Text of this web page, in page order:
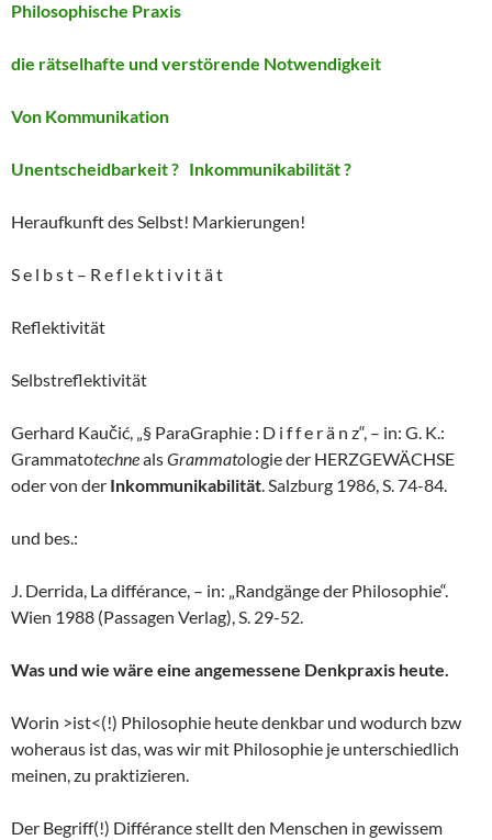
Philosophische Praxis
die rätselhafte und verstörende Notwendigkeit
Von Kommunikation
Unentscheidbarkeit ? Inkommunikabilität ?
Heraufkunft des Selbst! Markierungen!
S e l b s t – R e f l e k t i v i t ä t
Reflektivität
Selbstreflektivität
Gerhard Kaučić, „§ ParaGraphie : D i f f e r ä n z“, – in: G. K.:
GrammatotechnealsGrammatologie der HERZGEWÄCHSE
oder von der Inkommunikabilität. Salzburg 1986, S. 74-84.
und bes.:
J. Derrida, La différance, – in: „Randgänge der Philosophie“.
Wien 1988 (Passagen Verlag), S. 29-52.
Was und wie wäre eine angemessene Denkpraxis heute.
Worin >ist<(!) Philosophie heute denkbar und wodurch bzw
woheraus ist das, was wir mit Philosophie je unterschiedlich
meinen, zu praktizieren.
Der Begriff(!) Différance stellt den Menschen in gewissem